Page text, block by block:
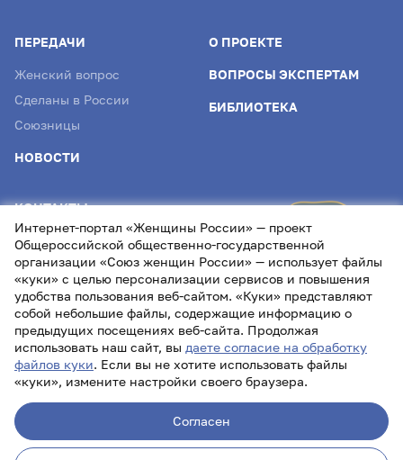
ПЕРЕДАЧИ
Женский вопрос
Сделаны в России
Союзницы
НОВОСТИ
О ПРОЕКТЕ
ВОПРОСЫ ЭКСПЕРТАМ
БИБЛИОТЕКА
КОНТАКТЫ
info@womenofrussia.online
Лицензия СМИ Эл № ФС77- 87232 от 22.04.2024
Политика обработки персональных данных
ПроектСоюза женщин России
Интернет-портал «Женщины России» — проект
Общероссийской общественно-государственной
организации «Союз женщин России» — использует файлы
«куки» с целью персонализации сервисов и повышения
удобства пользования веб-сайтом. «Куки» представляют
собой небольшие файлы, содержащие информацию о
предыдущих посещениях веб-сайта. Продолжая
использовать наш сайт, вы даете согласие на обработку
файлов куки. Если вы не хотите использовать файлы
«куки», измените настройки своего браузера.
Согласен